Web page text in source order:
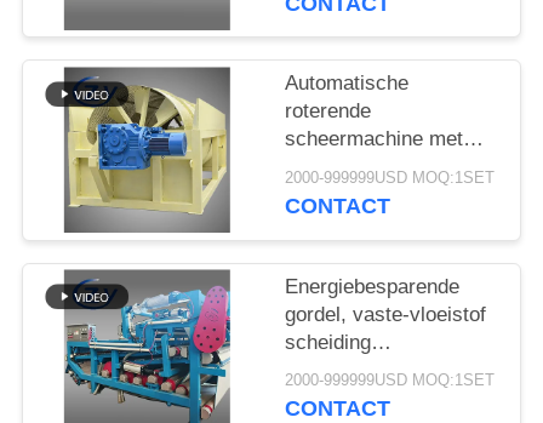
Automatische
roterende
scheermachine met
stabiele prestaties voor
de productie van
2000-999999USD MOQ:1SET
CONTACT
Energiebesparende
gordel, vaste-vloeistof
scheiding
ontwateringsmachine
met een
2000-999999USD MOQ:1SET
CONTACT